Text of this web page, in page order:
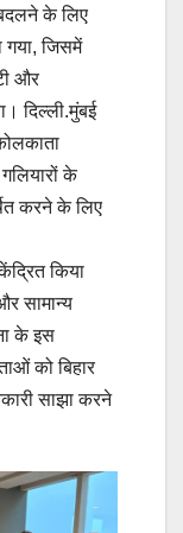
बदलने के लिए
गया, जिसमें
और
दिल्ली.मुंबई
के
करने के लिए
किया
सामान्य
के इस
को बिहार
साझा करने